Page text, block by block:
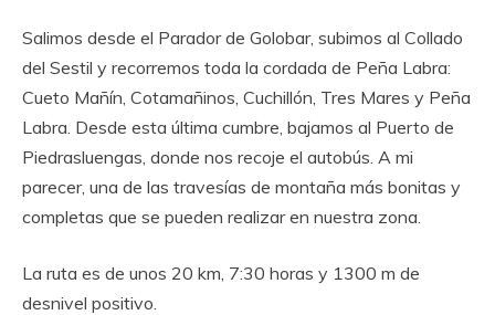
Salimos desde el Parador de Golobar, subimos al Collado
del Sestil y recorremos toda la cordada de Peña Labra:
Cueto Mañín, Cotamañinos, Cuchillón, Tres Mares y Peña
Labra. Desde esta última cumbre, bajamos al Puerto de
Piedrasluengas, donde nos recoje el autobús. A mi
parecer, una de las travesías de montaña más bonitas y
completas que se pueden realizar en nuestra zona.
La ruta es de unos 20 km, 7:30 horas y 1300 m de
desnivel positivo.